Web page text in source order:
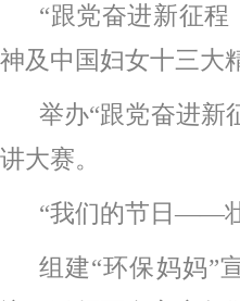
“跟党奋进新征
神及中国妇女十三大
举办“跟党奋进
讲大赛。
“我们的节日——
组建“环保妈妈”